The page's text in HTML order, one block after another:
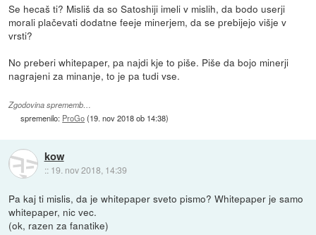
Se hecaš ti? Misliš da so Satoshiji imeli v mislih, da bodo userji
morali plačevati dodatne feeje minerjem, da se prebijejo višje v
vrsti?
No preberi whitepaper, pa najdi kje to piše. Piše da bojo minerji
nagrajeni za minanje, to je pa tudi vse.
Zgodovina sprememb…
spremenilo: ProGo(19. nov 2018 ob 14:38)
kow
:: 19. nov 2018, 14:39
Pa kaj ti mislis, da je whitepaper sveto pismo? Whitepaper je samo
whitepaper, nic vec.
(ok, razen za fanatike)